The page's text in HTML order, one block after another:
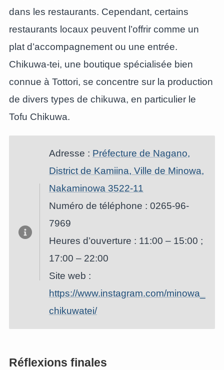
dans les restaurants. Cependant, certains
restaurants locaux peuvent l’offrir comme un
plat d’accompagnement ou une entrée.
Chikuwa-tei, une boutique spécialisée bien
connue à Tottori, se concentre sur la production
de divers types de chikuwa, en particulier le
Tofu Chikuwa.
Adresse : Préfecture de Nagano,
District de Kamiina, Ville de Minowa,
Nakaminowa 3522-11
Numéro de téléphone : 0265-96-
7969
Heures d’ouverture : 11:00 – 15:00 ;
17:00 – 22:00
Site web :
https://www.instagram.com/minowa_
chikuwatei/
Réflexions finales